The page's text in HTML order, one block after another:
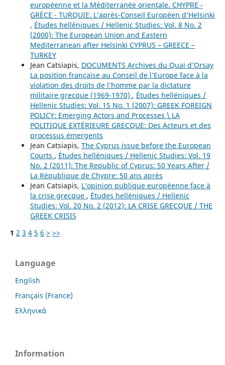
européenne et la Méditerranée orientale. CHYPRE -
GRÈCE - TURQUIE. L’après-Conseil Européen d’Helsinki
, Études helléniques / Hellenic Studies: Vol. 8 No. 2
(2000): The European Union and Eastern
Mediterranean after Helsinki CYPRUS – GREECE –
TURKEY
Jean Catsiapis, DOCUMENTS Archives du Quai d’Orsay
La position française au Conseil de l’Europe face à la
violation des droits de l’homme par la dictature
militaire grecque (1969-1970) , Études helléniques /
Hellenic Studies: Vol. 15 No. 1 (2007): GREEK FOREIGN
POLICY: Emerging Actors and Processes \ LA
POLITIQUE EXTÉRIEURE GRECQUE: Des Acteurs et des
processus émergents
Jean Catsiapis, The Cyprus issue before the European
Courts , Études helléniques / Hellenic Studies: Vol. 19
No. 2 (2011): The Republic of Cyprus: 50 Years After /
La République de Chypre: 50 ans après
Jean Catsiapis, L’opinion publique européenne face à
la crise grecque , Études helléniques / Hellenic
Studies: Vol. 20 No. 2 (2012): LA CRISE GRECQUE / THE
GREEK CRISIS
1 2 3 4 5 6 > >>
Language
English
Français (France)
Ελληνικά
Information